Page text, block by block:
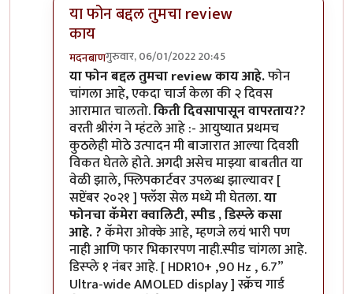
या फोन बद्दल तुमचा review
काय
मदनबाणगुरुवार, 06/01/2022 20:45
In reply toमोटो एज 20byबापूसाहेब
या फोन बद्दल तुमचा review काय आहे.फोन
चांगला आहे, एकदा चार्ज केला की २ दिवस
आरामात चालतो.किती दिवसापासून वापरताय??
वरती श्रीरंग ने म्हंटले आहे :- आयुष्यात प्रथमच
कुठलेही मोठे उत्पादन मी बाजारात आल्या दिवशी
विकत घेतले होते. अगदी असेच माझ्या बाबतीत या
वेळी झाले, फ्लिपकार्टवर उपलब्ध झाल्यावर [
सप्टेंबर २०२१ ] फ्लॅश सेल मध्ये मी घेतला.या
फोनचा कॅमेरा क्वालिटी, स्पीड , डिस्प्ले कसा
आहे. ?कॅमेरा ओक्के आहे, म्हणजे लयं भारी पण
नाही आणि फार भिकारपण नाही.स्पीड चांगला आहे.
डिस्प्ले १ नंबर आहे. [ HDR10+ ,90 Hz , 6.7”
Ultra-wide AMOLED display ] स्क्रॅच गार्ड